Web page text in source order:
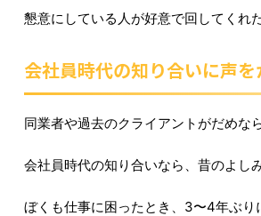
懇意にしている人が好意で回してくれ
会社員時代の知り合いに声を
同業者や過去のクライアントがだめな
会社員時代の知り合いなら、昔のよし
ぼくも仕事に困ったとき、3〜4年ぶ